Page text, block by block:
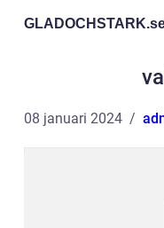
GLADOCHSTARK.
08 januari 2024